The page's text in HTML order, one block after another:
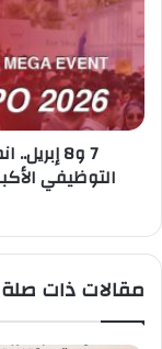
انطلاق
النسخة
الخامسة
من
الملتقى
التوظيفي
لجامعة
ASU
Expo
7 و8
مقالات ذات صلة